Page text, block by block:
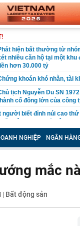
hiện bất thường từ
nhiều căn hộ tại một
hơn 30.000 tỷ
khoán khó nhằn, tài
tịch Nguyễn Du SN
cổ đông lớn của công
người biết đỉnh núi cao
Việt Nam có 1 hệ thống y
bệnh, vừa được vinh
56 mã chứng khoán bị
2026, lợi nhuận tăng hơn
khoán Vietcap dự
NGHIỆP NGÂN
mắc
| Bất động sản